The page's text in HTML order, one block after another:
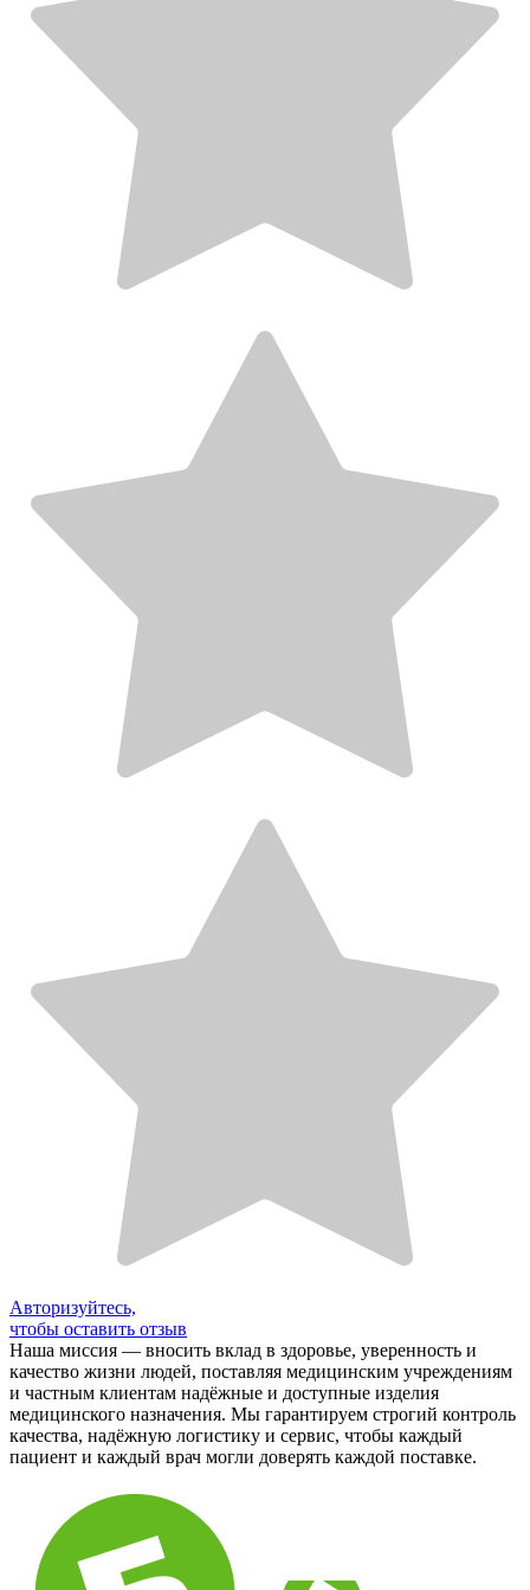
Авторизуйтесь,
чтобы оставить отзыв
Наша миссия — вносить вклад в здоровье, уверенность и
качество жизни людей, поставляя медицинским учреждениям
и частным клиентам надёжные и доступные изделия
медицинского назначения. Мы гарантируем строгий контроль
качества, надёжную логистику и сервис, чтобы каждый
пациент и каждый врач могли доверять каждой поставке.